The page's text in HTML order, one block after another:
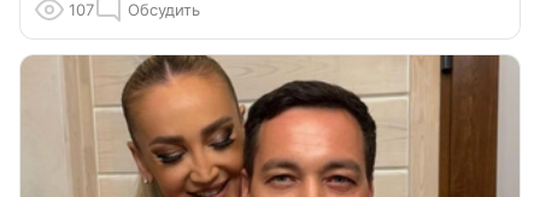
107 Обсудить